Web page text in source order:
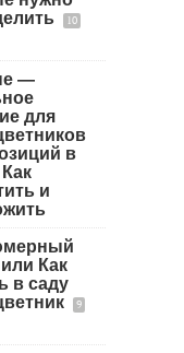
10
—
для
в
и
Как
в саду
9